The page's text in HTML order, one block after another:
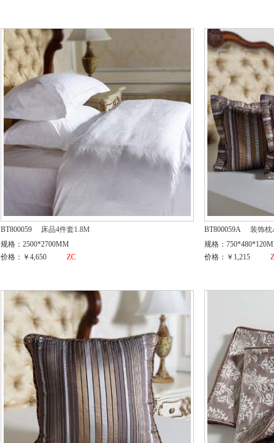
BT800059
床品4件套1.8M
规格：2500*2700MM
价格：￥4,650
ZC
BT800059A
装饰
规格：
价格：￥1,215